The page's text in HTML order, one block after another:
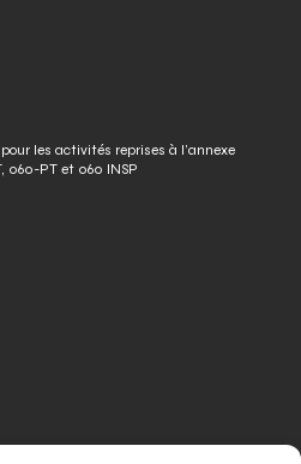
les activités reprises à l’annexe
060-PT et 060 INSP